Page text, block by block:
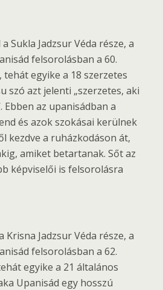
Sukla Jadzsur Véda része, a
felsorolásban a 60.
tehát egyike a 18 szerzetes
szó azt jelenti „szerzetes, aki
Ebben az upanisádban a
és azok szokásai kerülnek
kezdve a ruházkodáson át,
amiket betartanak. Sőt az
képviselői is felsorolásra
Krisna Jadzsur Véda része, a
felsorolásban a 62.
egyike a 21 általános
Upanisád egy hosszú